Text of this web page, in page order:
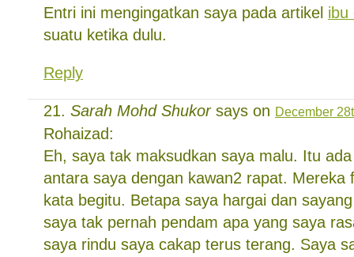
Entri ini mengingatkan saya pada artikel ibu
suatu ketika dulu.
Reply
Sarah Mohd Shukorsays on December
Rohaizad:
Eh, saya tak maksudkan saya malu. Itu
antara saya dengan kawan2 rapat. Mereka
kata begitu. Betapa saya hargai dan
saya tak pernah pendam apa yang saya
saya rindu saya cakap terus terang. Saya